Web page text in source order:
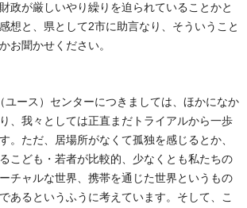
政が厳しいやり繰りを迫られていることかと
想と、県として2市に助言なり、そういうこと
お聞かせください。
ユース）センターにつきましては、ほかになか
、我々としては正直まだトライアルから一歩
。ただ、居場所がなくて孤独を感じるとか、
こども・若者が比較的、少なくとも私たちの
チャルな世界、携帯を通じた世界というもの
あるというふうに考えています。そして、こ